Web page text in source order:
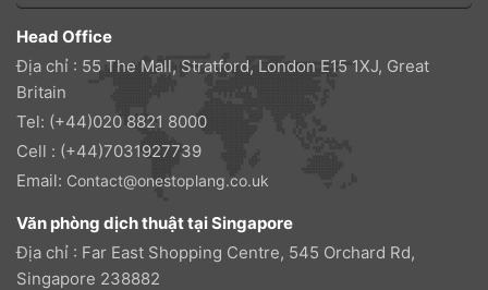
Head Office
Địa chỉ : 55 The Mall, Stratford, London E15 1XJ, Great
Britain
Tel: (+44)020 8821 8000
Cell : (+44)7031927739
Email: Contact@onestoplang.co.uk
Văn phòng dịch thuật tại Singapore
Địa chỉ : Far East Shopping Centre, 545 Orchard Rd,
Singapore 238882